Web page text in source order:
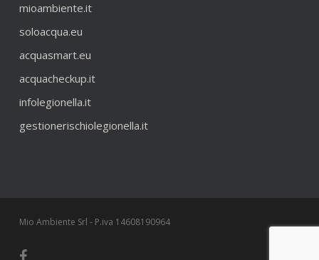
mioambiente.it
soloacqua.eu
acquasmart.eu
acquacheckup.it
infolegionella.it
gestionerischiolegionella.it
Mio Ambiente Srl - P.iva 14608190964
facebook